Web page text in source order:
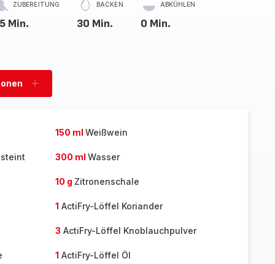
ZUBEREITUNG
Min.
BACKEN
30 Min.
ABKÜHLEN
0 Min.
Personen
150 ml Weißwein
300 ml Wasser
10 g Zitronenschale
1 ActiFry-Löffel Koriander
3 ActiFry-Löffel Knoblauchpulver
1 ActiFry-Löffel Öl